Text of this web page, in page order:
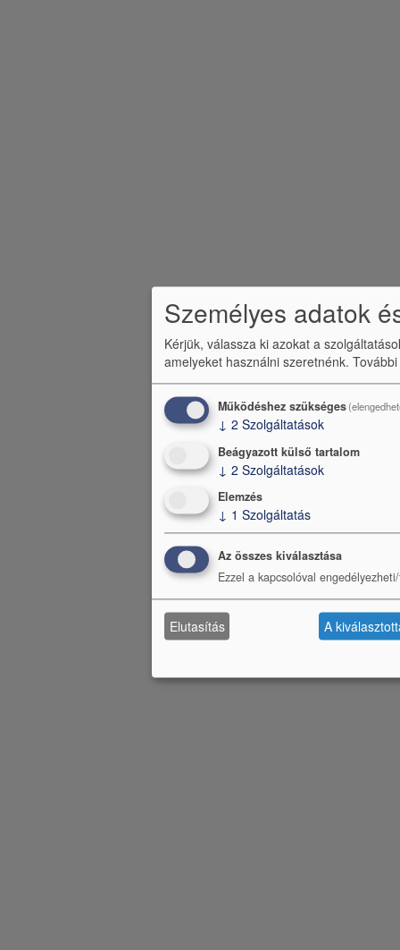
Személyes adatok
Kérjük, válassza ki azokat a
amelyeket használni szeretnénk.
Működéshez szükséges
↓ 2 Szolgáltatások
Beágyazott külső tartalom
↓ 2 Szolgáltatások
Elemzés
↓ 1 Szolgáltatás
Az összes kiválasztása
Ezzel a kapcsolóval
Elutasítás A